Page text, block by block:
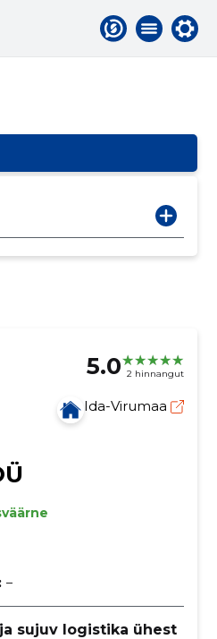
5.0 2 hinnangut
Ida-Virumaa
–
sujuv logistika ühest